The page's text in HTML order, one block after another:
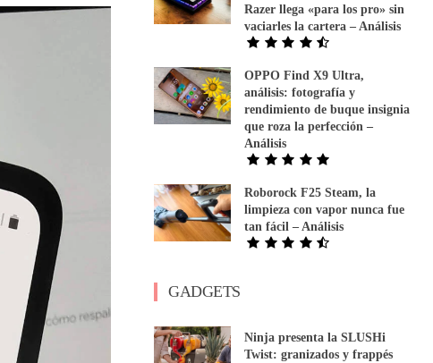
Razer llega «para los pro» sin
vaciarles la cartera – Análisis
OPPO Find X9 Ultra,
análisis: fotografía y
rendimiento de buque insignia
que roza la perfección –
Análisis
Roborock F25 Steam, la
limpieza con vapor nunca fue
tan fácil – Análisis
GADGETS
Ninja presenta la SLUSHi
Twist: granizados y frappés